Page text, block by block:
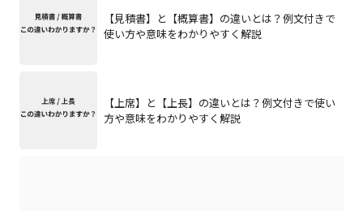
【見積書】と【概算書】の違いとは？例文付きで
使い方や意味をわかりやすく解説
【上席】と【上長】の違いとは？例文付きで使い
方や意味をわかりやすく解説